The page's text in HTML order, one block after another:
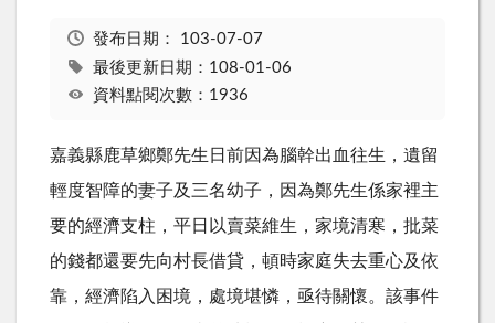
發布日期： 103-07-07
最後更新日期：108-01-06
資料點閱次數：1936
嘉義縣鹿草鄉鄭先生日前因為腦幹出血往生，遺留
輕度智障的妻子及三名幼子，因為鄭先生係家裡主
要的經濟支柱，平日以賣菜維生，家境清寒，批菜
的錢都還要先向村長借貸，頓時家庭失去重心及依
靠，經濟陷入困境，處境堪憐，亟待關懷。該事件